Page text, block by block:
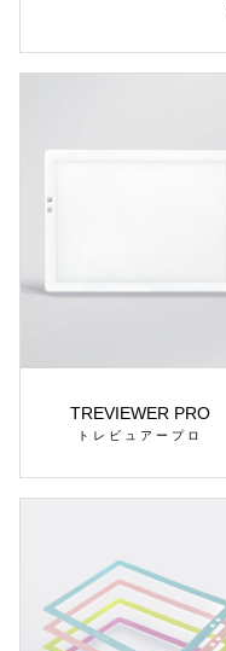
TREVIEWER PRO
トレビュアープロ